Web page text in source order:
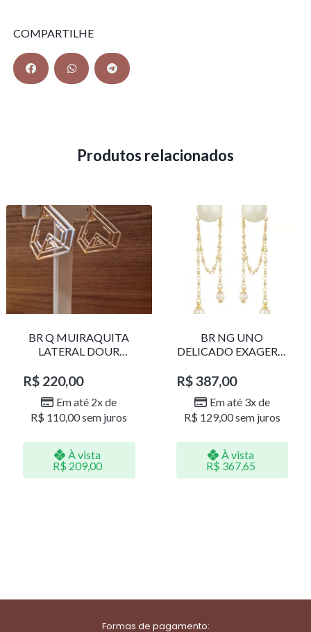
COMPARTILHE
Produtos relacionados
BR Q MUIRAQUITA
LATERAL DOUR
R$ 220,00
Em até 2x de
R$ 110,00sem juros
À vista
R$ 209,00
BR NG UNO
DELICADO EXAGERO
R$387,00
Em até 3x de
R$ 129,00sem juros
À vista
R$ 367,65
Formas de pagamento: